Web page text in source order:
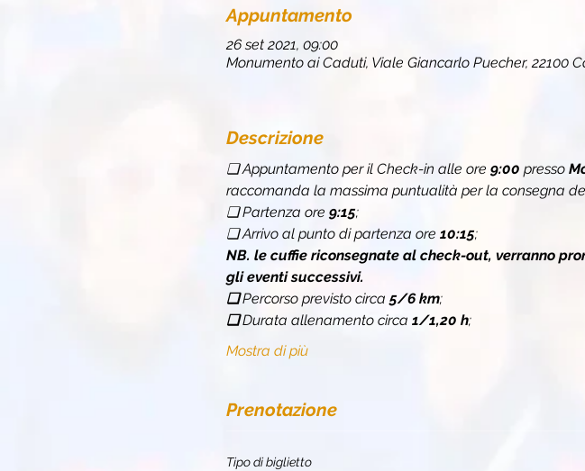
Appuntamento
26 set 2021, 09:00
Monumento ai Caduti, Viale Giancarlo Puecher, 22100
Descrizione
❏ Appuntamento per il Check-in alle ore 9:00 presso
raccomanda la massima puntualità per la consegna
❏ Partenza ore 9:15;
❏ Arrivo al punto di partenza ore 10:15;
NB. le cuffie riconsegnate al check-out, verranno
gli eventi successivi.
❏ Percorso previsto circa 5/6 km;
❏ Durata allenamento circa 1/1,20 h;
Mostra di più
Prenotazione
Tipo di biglietto